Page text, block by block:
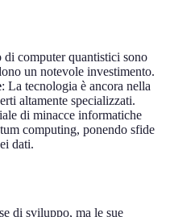
computer quantistici sono
un notevole investimento.
: La tecnologia è ancora nella
altamente specializzati.
di minacce informatiche
computing, ponendo sfide
dati.
di sviluppo, ma le sue